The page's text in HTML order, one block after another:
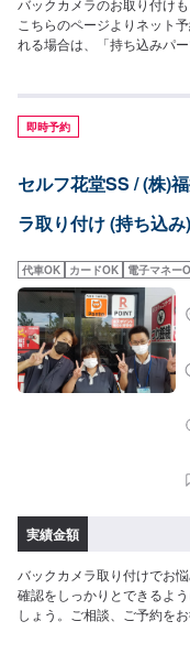
バックカメラのお取り付け
こちらのページよりネット
れる場合は、「持ち込みパ
即時予約
セルフ花堂SS / (株)
ラ取り付け (持ち込み)
代車OK カードOK 電子マネー
実績金額
バックカメラ取り付けでお
確認をしっかりとできるよ
しょう。ご相談、ご予約を